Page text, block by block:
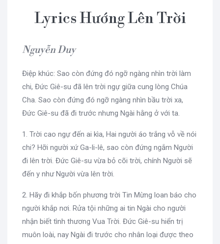
Lyrics Hướng Lên Trời
Nguyễn Duy
Điệp khúc: Sao còn đứng đó ngỡ ngàng nhìn trời làm
chi, Đức Giê-su đã lên trời ngự giữa cung lòng Chúa
Cha. Sao còn đứng đó ngỡ ngàng nhìn bầu trời xa,
Đức Giê-su đã đi trước nhưng Ngài hằng ở với ta.
1. Trời cao ngự đến ai kìa, Hai người áo trắng vỗ về nói
chi? Hỡi người xứ Ga-li-lê, sao còn đứng ngắm Người
đi lên trời. Đức Giê-su vừa bỏ cõi trời, chính Người sẽ
đến y như Người vừa lên trời.
2. Hãy đi khắp bốn phương trời Tin Mừng loan báo cho
người khắp nơi. Rửa tội những ai tin Ngài cho người
nhận biết tình thương Vua Trời. Đức Giê-su hiển trị
muôn loài, nay Ngài đi trước cho nhân loại được theo